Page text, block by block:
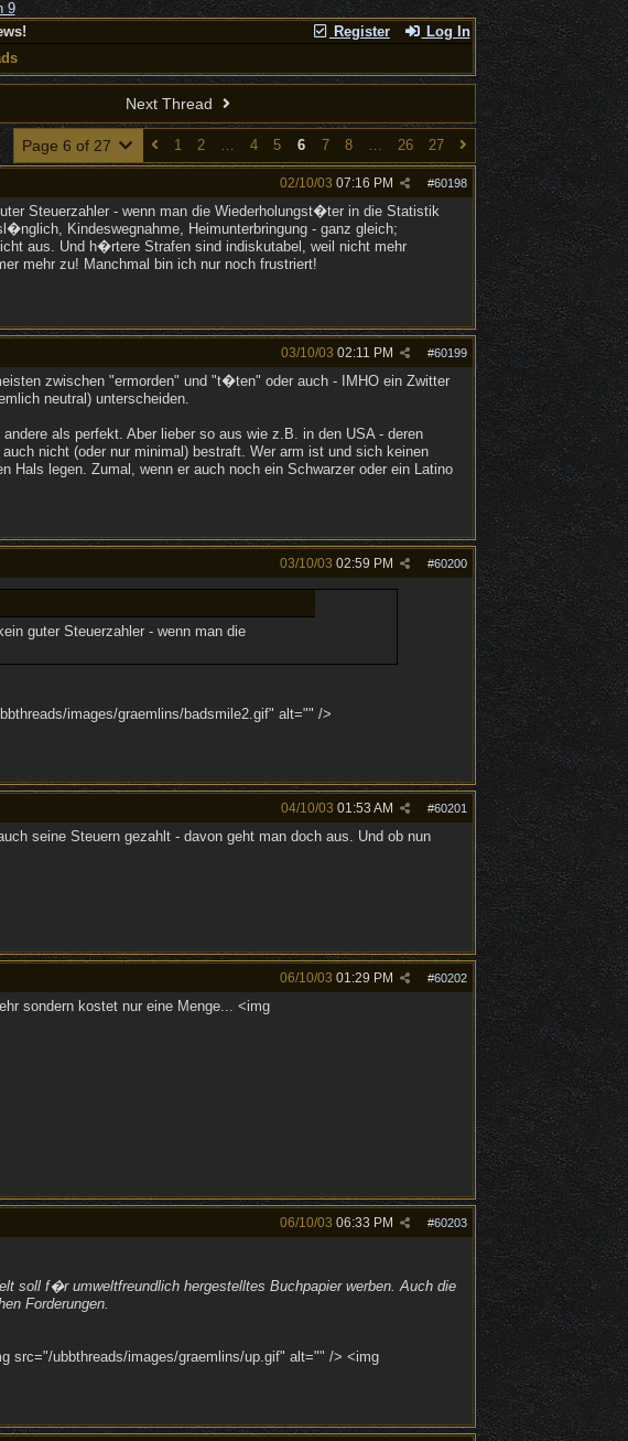
Register Log In
Next Thread
Page 6 of 27 1 2 … 4 5 6 7 8 … 26 27
#60198
02/10/03 07:16 PM
Steuerzahler - wenn man die Wiederholungst�ter in die Statistik
Kindeswegnahme, Heimunterbringung - ganz gleich;
aus. Und h�rtere Strafen sind indiskutabel, weil nicht mehr
mehr zu! Manchmal bin ich nur noch frustriert!
#60199
03/10/03 02:11 PM
zwischen "ermorden" und "t�ten" oder auch - IMHO ein Zwitter
neutral) unterscheiden.
als perfekt. Aber lieber so aus wie z.B. in den USA - deren
nicht (oder nur minimal) bestraft. Wer arm ist und sich keinen
legen. Zumal, wenn er auch noch ein Schwarzer oder ein Latino
#60200
03/10/03 02:59 PM
guter Steuerzahler - wenn man die
images/graemlins/badsmile2.gif" alt="" />
#60201
04/10/03 01:53 AM
seine Steuern gezahlt - davon geht man doch aus. Und ob nun
#60202
06/10/03 01:29 PM
sondern kostet nur eine Menge... <img
#60203
06/10/03 06:33 PM
soll f�r umweltfreundlich hergestelltes Buchpapier werben. Auch die
Forderungen.
src="/ubbthreads/images/graemlins/up.gif" alt="" /> <img